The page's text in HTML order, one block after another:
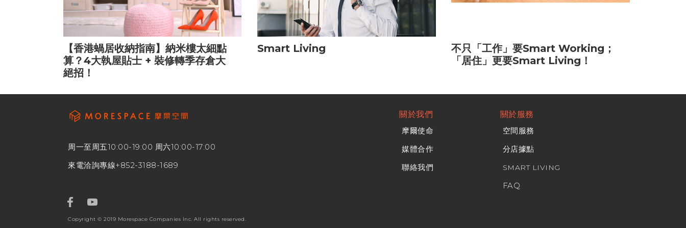
【香港蝸居收納指南】納米樓太細點
算？4大執屋貼士 + 裝修轉季存倉大
絕招！
Smart Living
不只「工作」要Smart Working；
「居住」更要Smart Living！
周一至周五10:00-19:00 周六10:00-17:00
來電洽詢專線+852-3188-1689
Copyright © 2019 Morespace Companies Inc. All rights reserved.
關於我們
摩爾使命
媒體合作
聯絡我們
關於服務
空間服務
分店據點
SMART LIVING
FAQ